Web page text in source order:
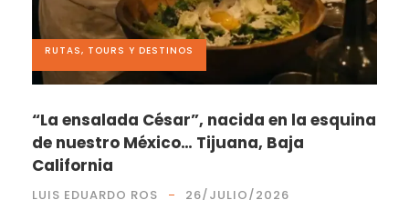
RUTAS, TOURS Y DESTINOS
“La ensalada César”, nacida en la esquina
de nuestro México… Tijuana, Baja
California
LUIS EDUARDO ROS 26/JULIO/2026